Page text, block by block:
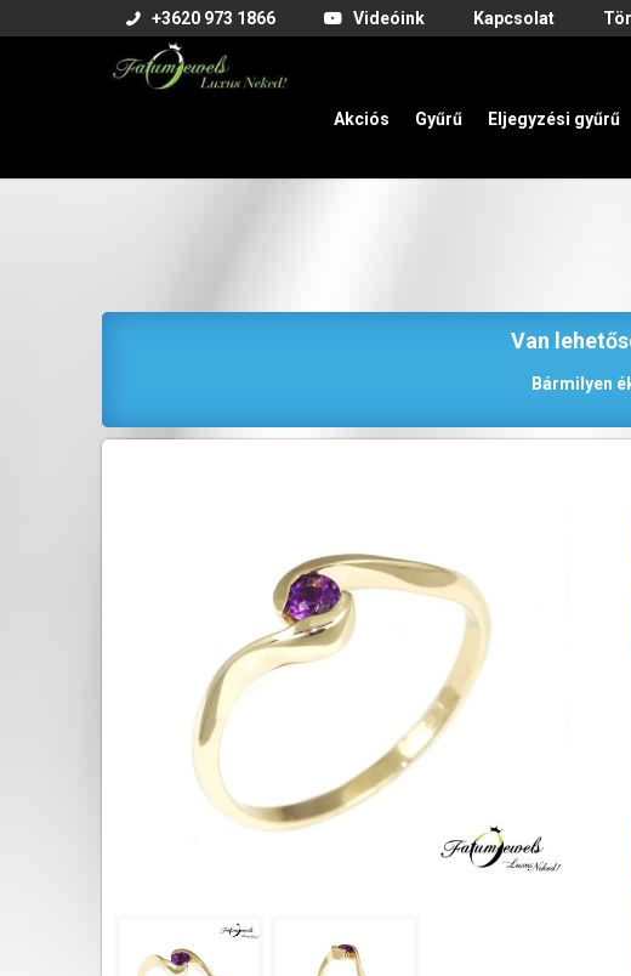
+3620 973 1866 Videóink Kapcsolat
Akciós Gyűrű Eljegyzési gyűrű
Van
Bármilyen